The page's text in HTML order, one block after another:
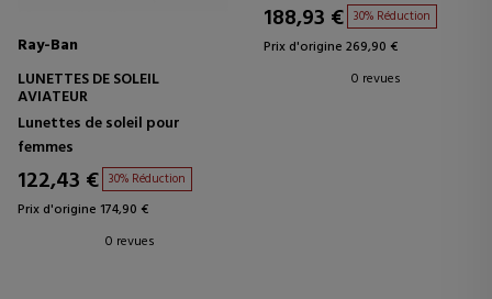
Ray-Ban
LUNETTES DE SOLEIL
AVIATEUR
Lunettes de soleil pour
femmes
122,43 € 30% Réduction
Prix d'origine 174,90 €
0 revues
188,93 € 30% Réduction
Prix d'origine 269,90 €
0 revues